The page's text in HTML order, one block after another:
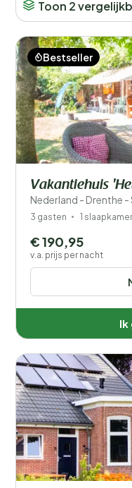
Toon 2
Bestseller
Vakantiehuis
Nederland - Drenthe -
3 gasten 1
€ 190,95
v.a. prijs per nacht
Ik